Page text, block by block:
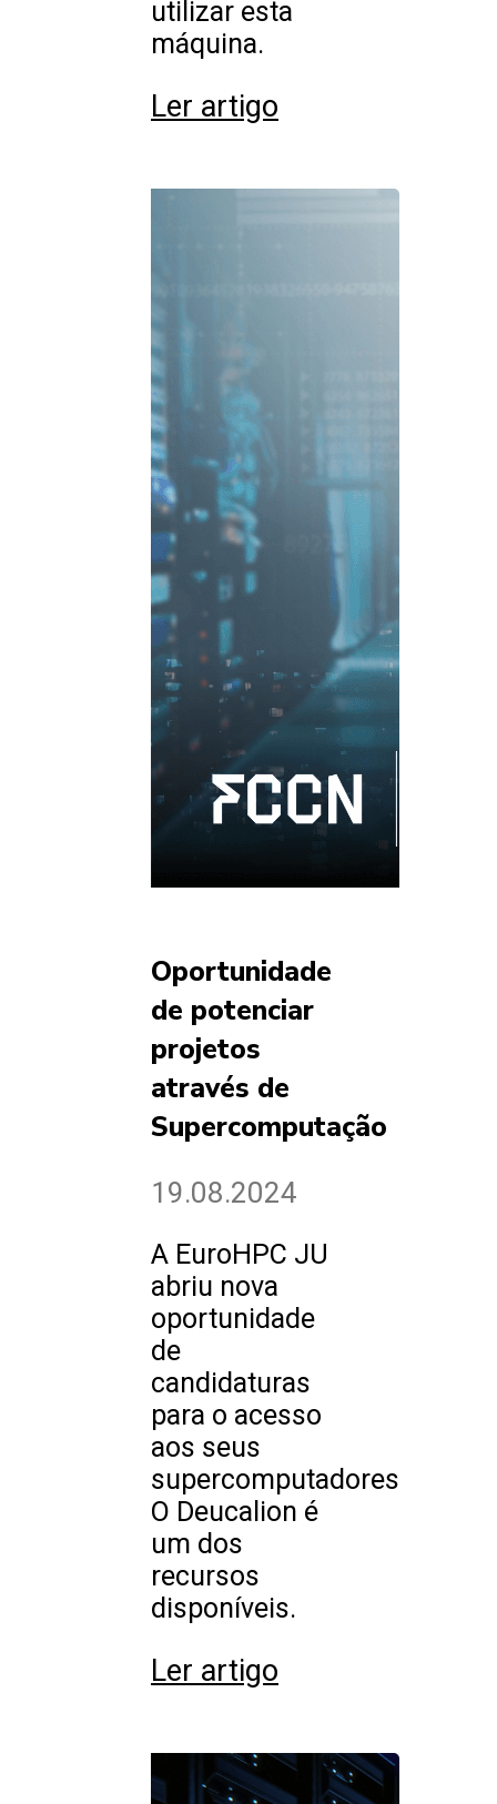
utilizar esta
máquina.
Ler artigo
Oportunidade
de potenciar
projetos
através de
Supercomputação
19.08.2024
A EuroHPC JU
abriu nova
oportunidade
de
candidaturas
para o acesso
aos seus
supercomputadores.
O Deucalion é
um dos
recursos
disponíveis.
Ler artigo